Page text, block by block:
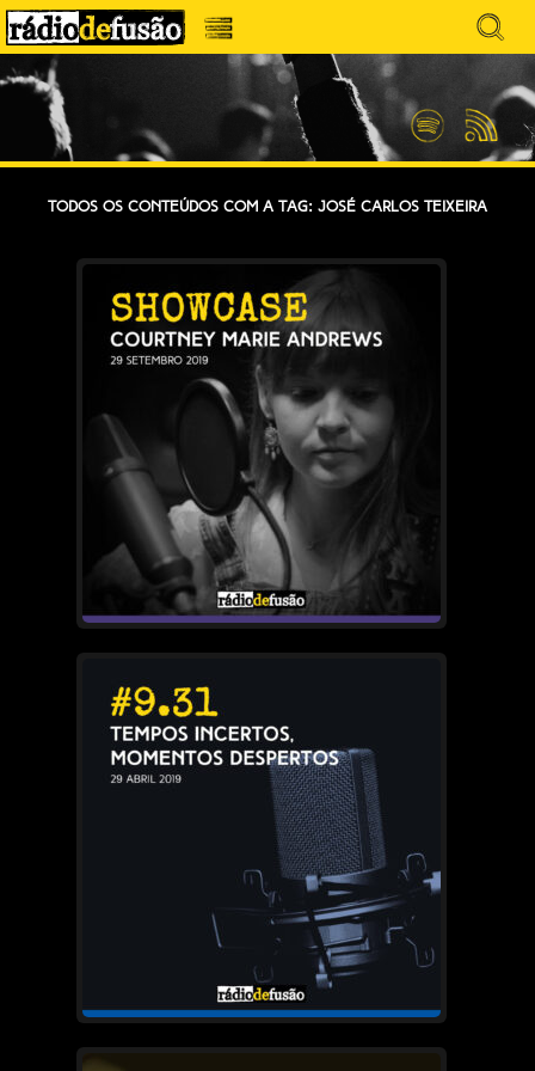
Avançar
para
conteúdo
Menu
Search
for:
RÁDIO DEFUSÃO
MÚSICA SEM PRECONCEITOS. CONVERSA
SEM PRETENSÕES.
Spotify Feed
RSS
Todos os conteúdos com a tag: José Carlos Teixeira